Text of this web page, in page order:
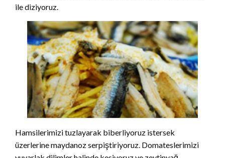
ile diziyoruz.
Hamsilerimizi tuzlayarak biberliyoruz istersek
üzerlerine maydanoz serpiştiriyoruz. Domateslerimizi